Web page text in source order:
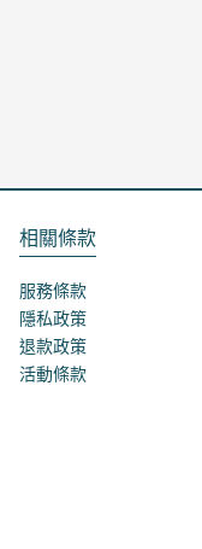
相關條款
服務條款
隱私政策
退款政策
活動條款